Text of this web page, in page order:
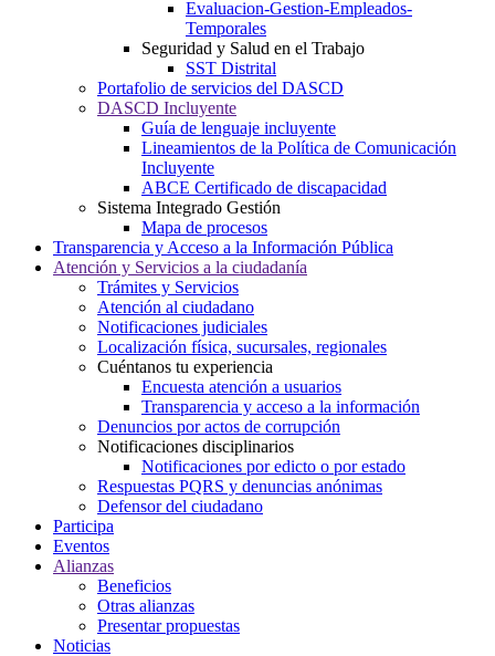
Evaluacion-Gestion-Empleados-
Temporales
Seguridad y Salud en el Trabajo
SST Distrital
Portafolio de servicios del DASCD
DASCD Incluyente
Guía de lenguaje incluyente
Lineamientos de la Política de Comunicación
Incluyente
ABCE Certificado de discapacidad
Sistema Integrado Gestión
Mapa de procesos
Transparencia y Acceso a la Información Pública
Atención y Servicios a la ciudadanía
Trámites y Servicios
Atención al ciudadano
Notificaciones judiciales
Localización física, sucursales, regionales
Cuéntanos tu experiencia
Encuesta atención a usuarios
Transparencia y acceso a la información
Denuncios por actos de corrupción
Notificaciones disciplinarios
Notificaciones por edicto o por estado
Respuestas PQRS y denuncias anónimas
Defensor del ciudadano
Participa
Eventos
Alianzas
Beneficios
Otras alianzas
Presentar propuestas
Noticias